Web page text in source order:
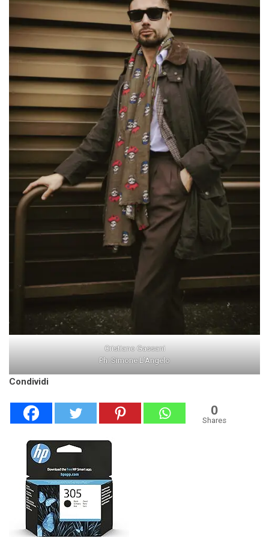
Cristiano Gassani
Ph: Simone L’Angelo
Condividi
0
Shares